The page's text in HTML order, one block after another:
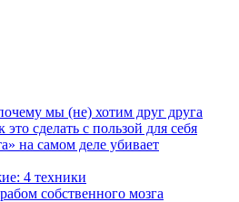
мы (не) хотим друг друга
сделать с пользой для себя
на самом деле убивает
4 техники
собственного мозга